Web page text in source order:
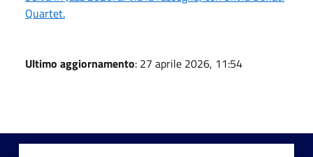
Quartet.
Ultimo aggiornamento: 27 aprile 2026, 11:54